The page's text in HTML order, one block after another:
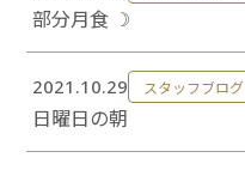
部分月食 ☽
2021.10.29 スタッフブログ
日曜日の朝